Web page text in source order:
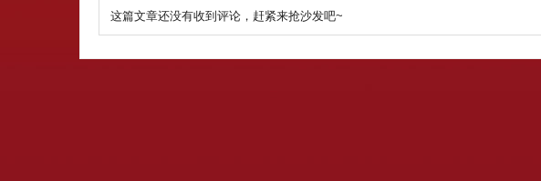
这篇文章还没有收到评论，赶紧来抢沙发吧~